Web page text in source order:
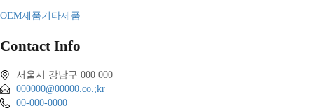
OEM제품기타제품
Contact Info
서울시 강남구 000 000
000000@00000.co.;kr
00-000-0000